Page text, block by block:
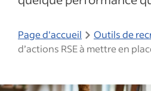
Page d'accueil Outils de
d’actions RSE à mettre en